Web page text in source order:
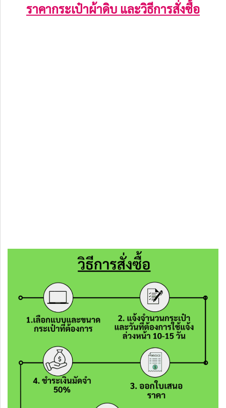
ราคากระเป๋าผ้าดิบ และวิธีการสั่งซื้อ